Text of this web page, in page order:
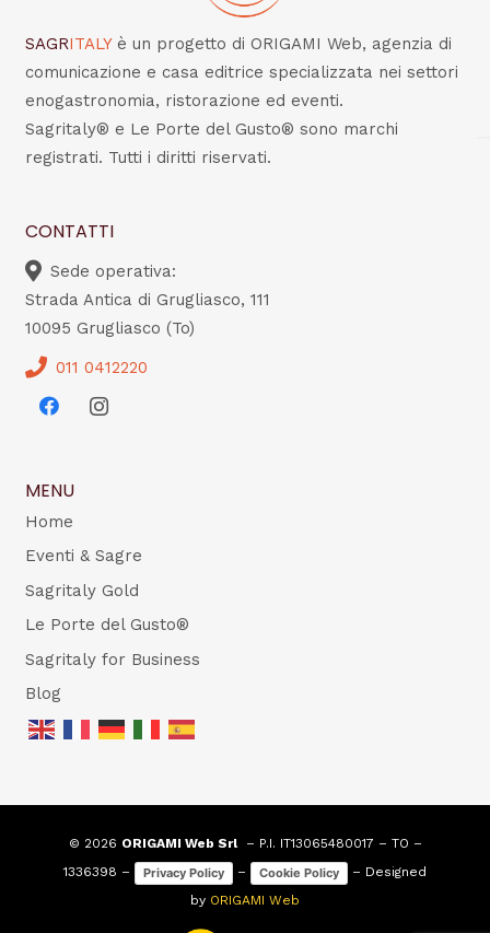
SAGRITALY è un progetto di ORIGAMI Web, agenzia di
comunicazione e casa editrice specializzata nei settori
enogastronomia, ristorazione ed eventi.
Sagritaly® e Le Porte del Gusto® sono marchi
registrati. Tutti i diritti riservati.
CONTATTI
Sede operativa:
Strada Antica di Grugliasco, 111
10095 Grugliasco (To)
011 0412220
MENU
Home
Eventi & Sagre
Sagritaly Gold
Le Porte del Gusto®
Sagritaly for Business
Blog
© 2026 ORIGAMI Web Srl– P.I. IT13065480017 – TO –
1336398 –
Privacy Policy – Cookie Policy
– Designed
by ORIGAMI Web